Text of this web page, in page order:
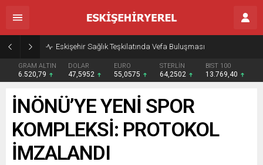
Eskişehir Sağlık Teşkilatında Vefa Buluşması
GRAM ALTIN
6.520,79
DOLAR
47,5952
EURO
55,0575
STERLİN
64,2502
BIST 100
13.769,40
İNÖNÜ’YE YENİ SPOR
KOMPLEKSİ: PROTOKOL
İMZALANDI